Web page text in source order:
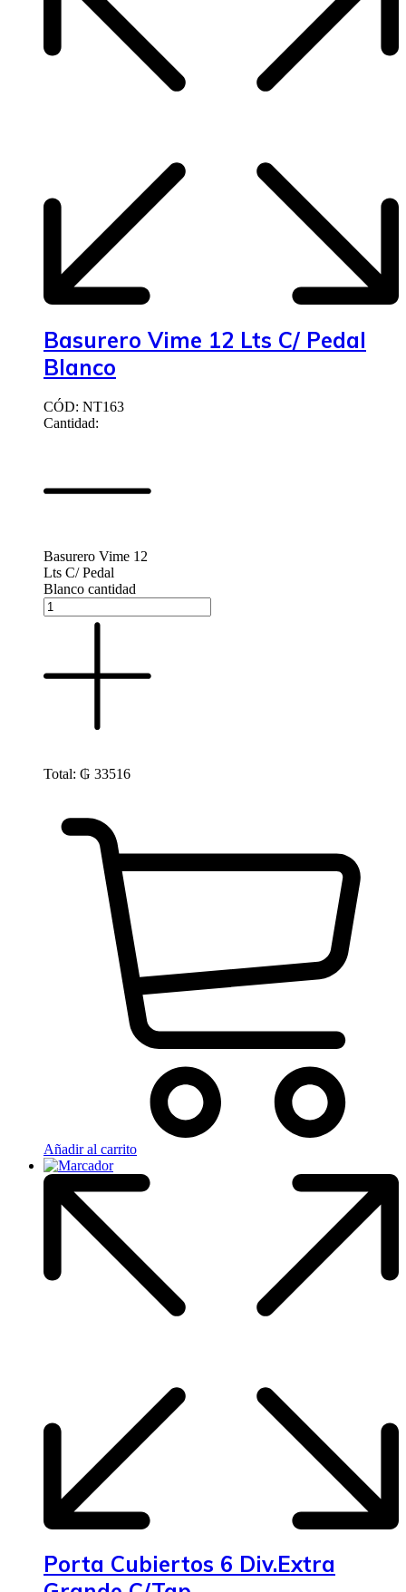
Basurero Vime 12 Lts C/ Pedal
Blanco
CÓD: NT163
Cantidad:
Basurero Vime 12
Lts C/ Pedal
Blanco cantidad
Total: ₲ 33516
Añadir al carrito
Porta Cubiertos 6 Div.Extra